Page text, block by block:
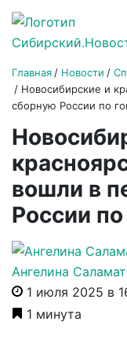
Главная Новости
Новосибирские и
сборную России по
вошли в
России
Ангелина
1 июля 2025 в
1 минута